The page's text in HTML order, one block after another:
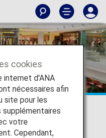
cookies
internet d'ANA
nécessaires afin
site pour les
votre
Cependant,